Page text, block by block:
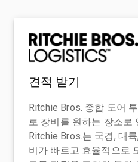
견적 받기
Ritchie Bros. 종합 도어
로 장비를 원하는 장소로
Ritchie Bros.는 국경, 대
비가 빠르고 효율적으로